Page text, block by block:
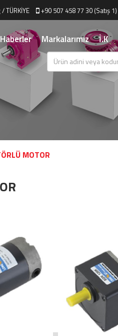
TÜRKİYE +90 507 458 77 30 (Satış 1)
Haberler Markalarımız İ.K
MOTOR